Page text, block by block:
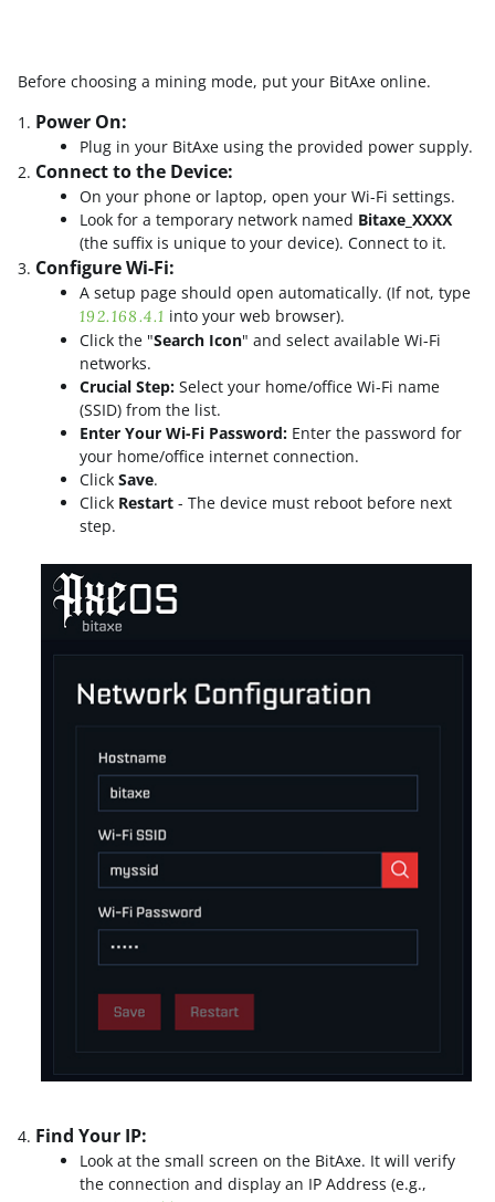
Before choosing a mining mode, put your BitAxe online.
Power On:
Plug in your BitAxe using the provided power supply.
Connect to the Device:
On your phone or laptop, open your Wi-Fi settings.
Look for a temporary network named Bitaxe_XXXX
(the suffix is unique to your device). Connect to it.
Configure Wi-Fi:
A setup page should open automatically. (If not, type
192.168.4.1 into your web browser).
Click the "Search Icon" and select available Wi-Fi
networks.
Crucial Step: Select your home/office Wi-Fi name
(SSID) from the list.
Enter Your Wi-Fi Password: Enter the password for
your home/office internet connection.
Click Save.
Click Restart - The device must reboot before next
step.
Find Your IP:
Look at the small screen on the BitAxe. It will verify
the connection and display an IP Address (e.g.,